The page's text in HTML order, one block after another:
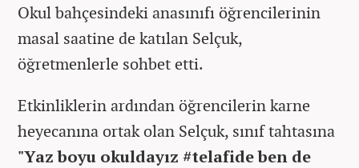
Okul bahçesindeki anasınıfı öğrencilerinin
masal saatine de katılan Selçuk,
öğretmenlerle sohbet etti.
Etkinliklerin ardından öğrencilerin karne
heyecanına ortak olan Selçuk, sınıf tahtasına
"Yaz boyu okuldayız #telafide ben de